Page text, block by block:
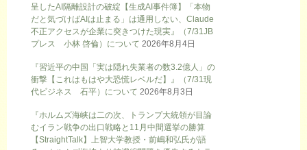
呈したAI隔離設計の破綻【生成AI事件簿】「本物
だと気づけばAIは止まる」は通用しない、Claude
不正アクセスが企業に突きつけた現実』（7/31JB
プレス 小林 啓倫）について 2026年8月4日
『習近平の中国「実は隠れ失業者の数3.2億人」の
衝撃【これはもはや大恐慌レベルだ】』（7/31現
代ビジネス 石平）について 2026年8月3日
『ホルムズ海峡は二の次、トランプ大統領が目論
むイラン戦争の出口戦略と11月中間選挙の勝算
【StraightTalk】上智大学教授・前嶋和弘氏が語